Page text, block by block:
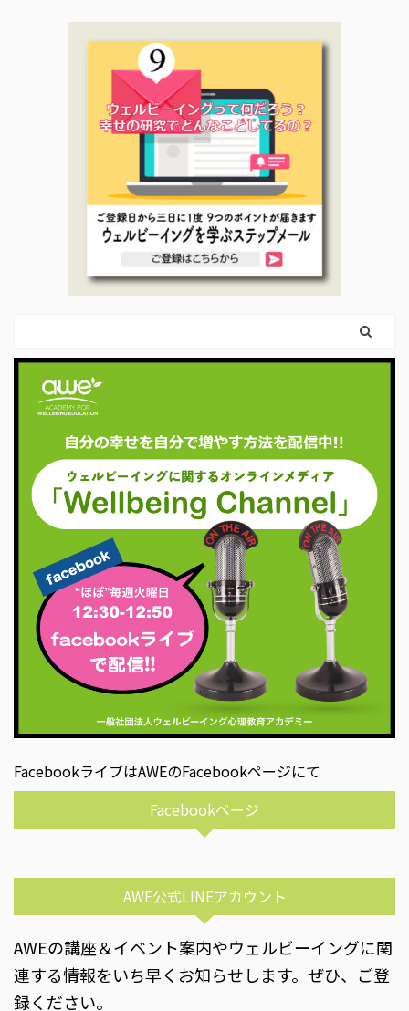
FacebookライブはAWEのFacebookページにて
Facebookページ
AWE公式LINEアカウント
AWEの講座＆イベント案内やウェルビーイングに関
連する情報をいち早くお知らせします。ぜひ、ご登
録ください。